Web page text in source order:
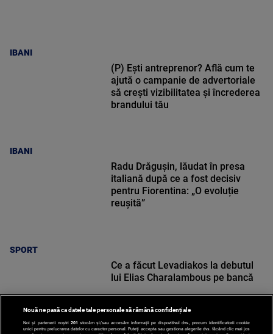
IBANI
IBANI
(P) Ești antreprenor? Află cum te
ajută o campanie de advertoriale
să crești vizibilitatea și încrederea
brandului tău
SPORT
Radu Drăgușin, lăudat în presa
italiană după ce a fost decisiv
pentru Fiorentina: „O evoluție
reușită”
Ce a făcut Levadiakos la debutul
lui Elias Charalambous pe bancă
Nouă ne pasă ca datele tale personale să rămână confidențiale
Noi și partenerii noștri 201 stocăm și/sau accesăm informații pe dispozitivul dvs., precum identificatorii cookie
unici pentru prelucrarea datelor cu caracter personal. Puteți accepta sau gestiona alegerile dvs. făcând clic mai jos